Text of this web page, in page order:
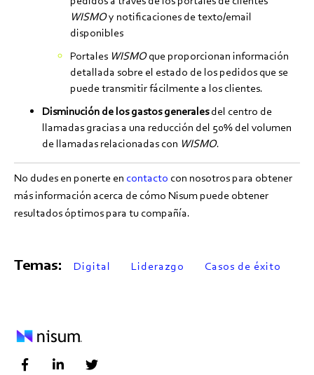
WISMOy notificaciones de texto/email
disponibles
Portales WISMOque proporcionan información
detallada sobre el estado de los pedidos que se
puede transmitir fácilmente a los clientes.
Disminución de los gastos generalesdel centro de
llamadas gracias a una reducción del 50% del volumen
de llamadas relacionadas con WISMO.
No dudes en ponerte en contacto con nosotros para obtener
más información acerca de cómo Nisum puede obtener
resultados óptimos para tu compañía.
Temas: Digital Liderazgo Casos de éxito